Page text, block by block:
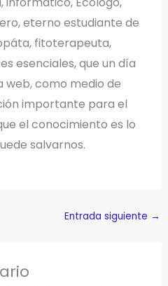
eterno estudiante de
fitoterapeuta,
esenciales, que un día
web, como medio de
importante para el
el conocimiento es lo
salvarnos.
Entrada siguiente →